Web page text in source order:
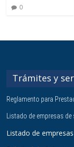
0
Trámites y
Reglamento para
Listado de empresas
Listado de